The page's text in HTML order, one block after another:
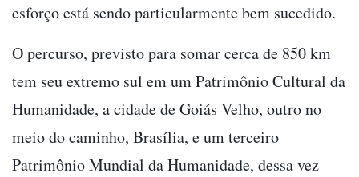
esforço está sendo particularmente bem sucedido.
O percurso, previsto para somar cerca de 850 km
tem seu extremo sul em um Patrimônio Cultural da
Humanidade, a cidade de Goiás Velho, outro no
meio do caminho, Brasília, e um terceiro
Patrimônio Mundial da Humanidade, dessa vez